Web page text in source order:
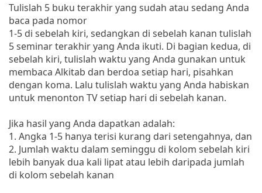
Tulislah 5 buku terakhir yang sudah atau sedang Anda
baca pada nomor
1-5 di sebelah kiri, sedangkan di sebelah kanan tulislah
5 seminar terakhir yang Anda ikuti. Di bagian kedua, di
sebelah kiri, tulislah waktu yang Anda gunakan untuk
membaca Alkitab dan berdoa setiap hari, pisahkan
dengan koma. Lalu tulislah waktu yang Anda habiskan
untuk menonton TV setiap hari di sebelah kanan.
Jika hasil yang Anda dapatkan adalah:
1. Angka 1-5 hanya terisi kurang dari setengahnya, dan
2. Jumlah waktu dalam seminggu di kolom sebelah kiri
lebih banyak dua kali lipat atau lebih daripada jumlah
di kolom sebelah kanan